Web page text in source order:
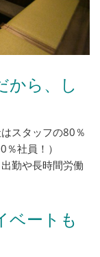
から、し
スタッフの80％
社員！）
勤や長時間労働
ベートも